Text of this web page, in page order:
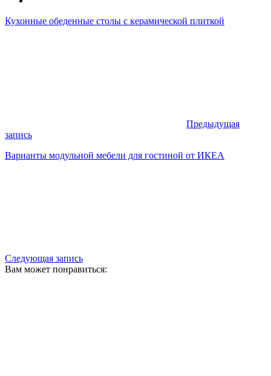
Кухонные обеденные столы с керамической плиткой
Предыдущая
запись
Варианты модульной мебели для гостиной от ИКЕА
Следующая запись
Вам может понравиться: